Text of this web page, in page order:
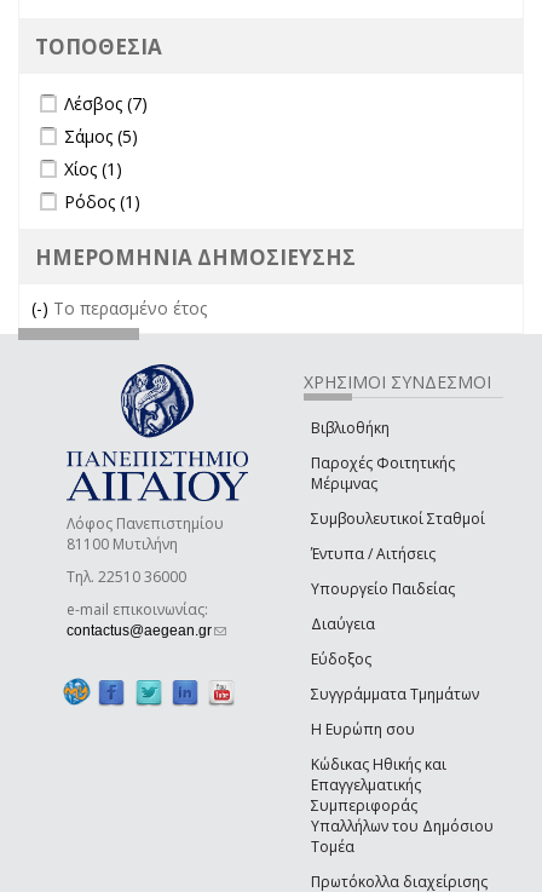
ΤΟΠΟΘΕΣΙΑ
Apply Λέσβος filter
Λέσβος (7)
Apply Σάμος filter
Σάμος (5)
Apply Χίος filter
Χίος (1)
Apply Ρόδος filter
Ρόδος (1)
ΗΜΕΡΟΜΗΝΙΑ ΔΗΜΟΣΙΕΥΣΗΣ
(-) Remove Το περασμένο έτος filter
Το περασμένο έτος
Λόφος Πανεπιστημίου
81100 Μυτιλήνη
Τηλ. 22510 36000
e-mail επικοινωνίας:
contactus@aegean.gr(link sends e-mail)
ΧΡΗΣΙΜΟΙ ΣΥΝΔΕΣΜΟΙ
Βιβλιοθήκη
Παροχές Φοιτητικής
Μέριμνας
Συμβουλευτικοί Σταθμοί
Έντυπα / Αιτήσεις
Υπουργείο Παιδείας
Διαύγεια
Εύδοξος
Συγγράμματα Τμημάτων
Η Ευρώπη σου
Κώδικας Ηθικής και
Επαγγελματικής
Συμπεριφοράς
Υπαλλήλων του Δημόσιου
Τομέα
Πρωτόκολλα διαχείρισης